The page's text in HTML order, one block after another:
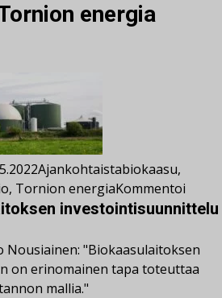
energia
Ajankohtaistabiokaasu,
, Tornion energiaKommentoi
investointisuunnittelu
"Biokaasulaitoksen
on erinomainen tapa toteuttaa
mallia."